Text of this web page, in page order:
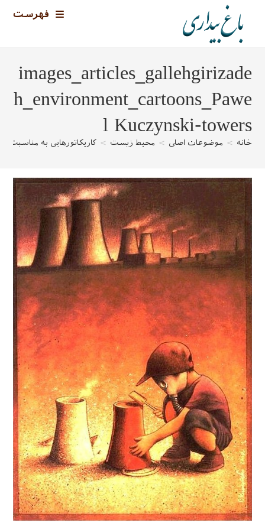
فهرست
images_articles_gallehgirizade
h_environment_cartoons_Pawe
l Kuczynski-towers
خانه > موضوعات اصلی > محیط زیست > کاریکاتورهایی به